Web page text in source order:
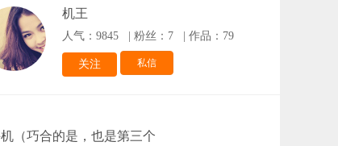
机王
人气：9845 粉丝：7 作品：79
关注 私信
（巧合的是，也是第三个